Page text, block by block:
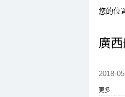
您的位
廣
2018-
更多